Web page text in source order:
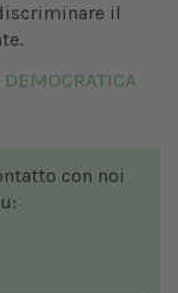
il
con noi